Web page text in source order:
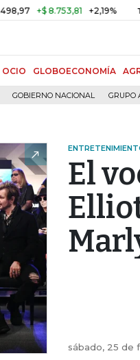
+$ 8.753,81 +2,19% TASA
OCIO GLOBOECONOMÍA
GOBIERNO NACIONAL GRUPO
El
sábado, 25 de